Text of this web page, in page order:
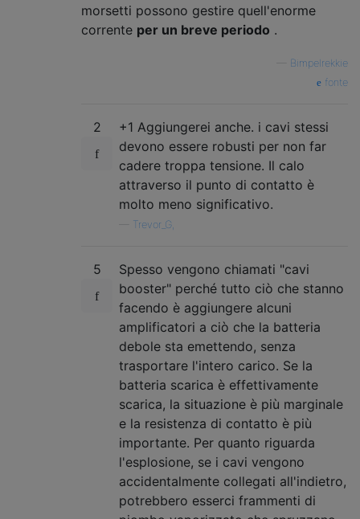
morsetti possono gestire quell'enorme
corrente per un breve periodo .
Bimpelrekkie
fonte
2
+1 Aggiungerei anche. i cavi stessi
devono essere robusti per non far
cadere troppa tensione. Il calo
attraverso il punto di contatto è
molto meno significativo.
Trevor_G,
5
Spesso vengono chiamati "cavi
booster" perché tutto ciò che stanno
facendo è aggiungere alcuni
amplificatori a ciò che la batteria
debole sta emettendo, senza
trasportare l'intero carico. Se la
batteria scarica è effettivamente
scarica, la situazione è più marginale
e la resistenza di contatto è più
importante. Per quanto riguarda
l'esplosione, se i cavi vengono
accidentalmente collegati all'indietro,
potrebbero esserci frammenti di